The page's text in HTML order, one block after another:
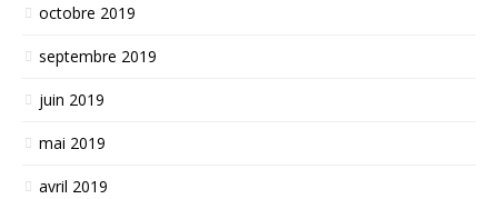
octobre 2019
septembre 2019
juin 2019
mai 2019
avril 2019